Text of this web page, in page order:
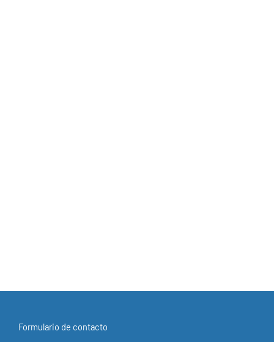
Formulario de contacto